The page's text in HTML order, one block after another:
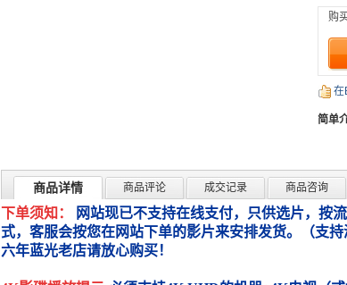
购
在
简单
商品详情 商品评论 成交记录 商品咨询
下单须知：
网站现已不支持在线支付，只供选片，按
式，客服会按您在网站下单的影片来安排发货。（支
六年蓝光老店请放心购买！